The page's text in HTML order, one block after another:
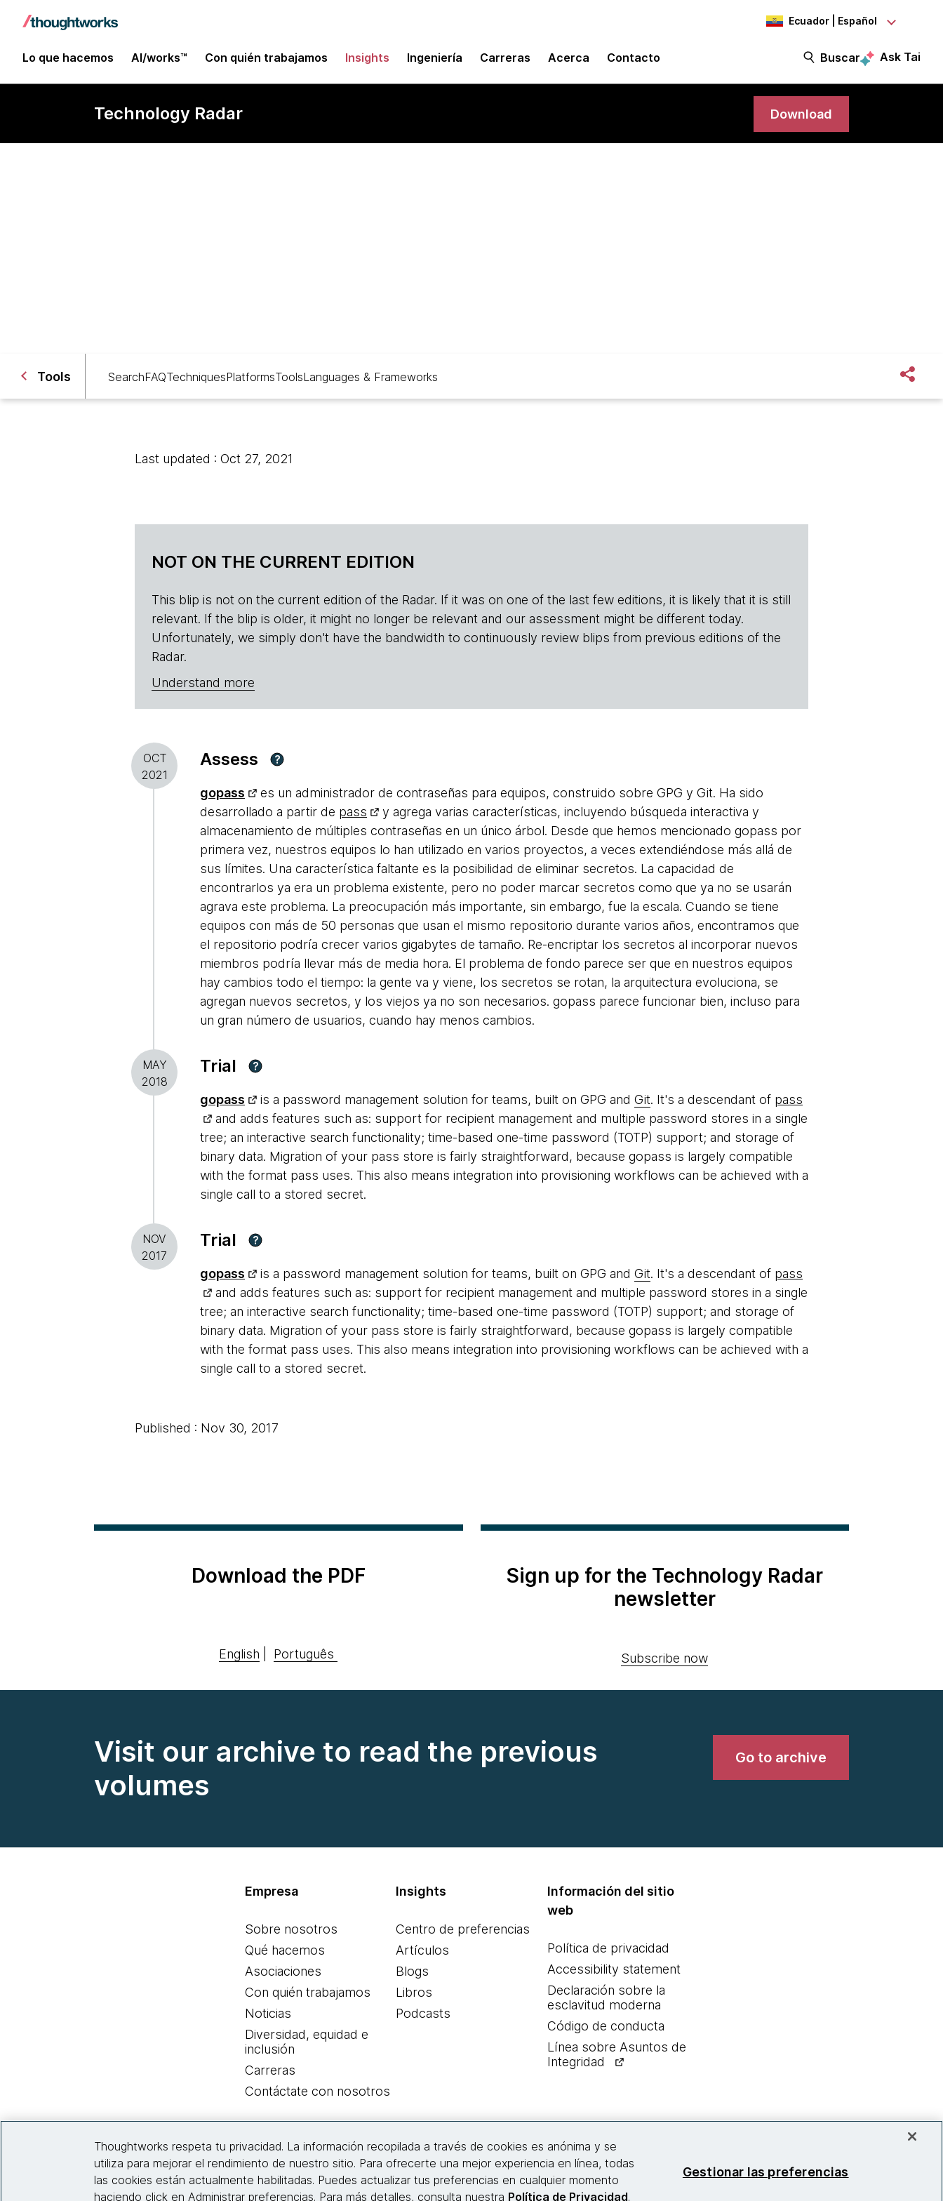
Ecuador | Español
Lo que hacemos AI/works™ Con quién trabajamos Insights Ingeniería Carreras Acerca Contacto Buscar Ask Tai
Technology Radar Download
Tools SearchFAQTechniquesPlatformsToolsLanguages & Frameworks
Last updated : Oct 27, 2021
NOT ON THE CURRENT EDITION
This blip is not on the current edition of the Radar. If it was on one of the last few editions, it is likely that it is still
relevant. If the blip is older, it might no longer be relevant and our assessment might be different today.
Unfortunately, we simply don't have the bandwidth to continuously review blips from previous editions of the
Radar.
Understand more
OCT
2021
Assess ?
gopass
es un administrador de contraseñas para equipos, construido sobre GPG y Git. Ha sido
desarrollado a partir de pass
y agrega varias características, incluyendo búsqueda interactiva y
almacenamiento de múltiples contraseñas en un único árbol. Desde que hemos mencionado gopass por
primera vez, nuestros equipos lo han utilizado en varios proyectos, a veces extendiéndose más allá de
sus límites. Una característica faltante es la posibilidad de eliminar secretos. La capacidad de
encontrarlos ya era un problema existente, pero no poder marcar secretos como que ya no se usarán
agrava este problema. La preocupación más importante, sin embargo, fue la escala. Cuando se tiene
equipos con más de 50 personas que usan el mismo repositorio durante varios años, encontramos que
el repositorio podría crecer varios gigabytes de tamaño. Re-encriptar los secretos al incorporar nuevos
miembros podría llevar más de media hora. El problema de fondo parece ser que en nuestros equipos
hay cambios todo el tiempo: la gente va y viene, los secretos se rotan, la arquitectura evoluciona, se
agregan nuevos secretos, y los viejos ya no son necesarios. gopass parece funcionar bien, incluso para
un gran número de usuarios, cuando hay menos cambios.
MAY
2018
Trial ?
gopass is a password management solution for teams, built on GPG and Git. It's a descendant of pass
and adds features such as: support for recipient management and multiple password stores in a single
tree; an interactive search functionality; time-based one-time password (TOTP) support; and storage of
binary data. Migration of your pass store is fairly straightforward, because gopass is largely compatible
with the format pass uses. This also means integration into provisioning workflows can be achieved with a
single call to a stored secret.
NOV
2017
Trial ?
gopass is a password management solution for teams, built on GPG and Git. It's a descendant of pass
and adds features such as: support for recipient management and multiple password stores in a single
tree; an interactive search functionality; time-based one-time password (TOTP) support; and storage of
binary data. Migration of your pass store is fairly straightforward, because gopass is largely compatible
with the format pass uses. This also means integration into provisioning workflows can be achieved with a
single call to a stored secret.
Published : Nov 30, 2017
Download the PDF
English Português
Sign up for the Technology Radar
newsletter
Subscribe now
Visit our archive to read the previous
volumes
Go to archive
Empresa
Sobre nosotros
Qué hacemos
Asociaciones
Con quién trabajamos
Noticias
Diversidad, equidad e
inclusión
Carreras
Contáctate con nosotros
Insights
Centro de preferencias
Artículos
Blogs
Libros
Podcasts
Información del sitio
web
Política de privacidad
Accessibility statement
Declaración sobre la
esclavitud moderna
Código de conducta
Línea sobre Asuntos de
Integridad
© 2026 Thoughtworks, Inc.
Thoughtworks respeta tu privacidad. La información recopilada a través de cookies es anónima y se
utiliza para mejorar el rendimiento de nuestro sitio. Para ofrecerte una mejor experiencia en línea, todas
las cookies están actualmente habilitadas. Puedes actualizar tus preferencias en cualquier momento
haciendo click en Administrar preferencias. Para más detalles, consulta nuestra Política de Privacidad.
Gestionar las preferencias